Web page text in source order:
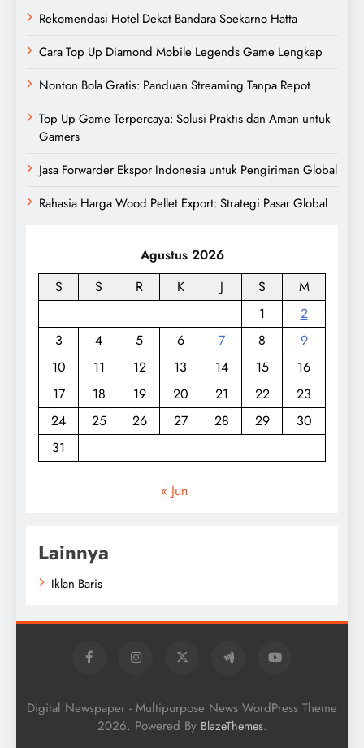
Rekomendasi Hotel Dekat Bandara Soekarno Hatta
Cara Top Up Diamond Mobile Legends Game Lengkap
Nonton Bola Gratis: Panduan Streaming Tanpa Repot
Top Up Game Terpercaya: Solusi Praktis dan Aman untuk
Gamers
Jasa Forwarder Ekspor Indonesia untuk Pengiriman Global
Rahasia Harga Wood Pellet Export: Strategi Pasar Global
Agustus 2026
S
S R K J S
M
1
2
3
4 5 6 7 8
9
10
11 12 13 14 15
16
17
18 19 20 21 22
23
24
25 26 27 28 29
30
31
« Jun
Lainnya
Iklan Baris
Digital Newspaper - Multipurpose News WordPress Theme
2026. Powered By BlazeThemes.